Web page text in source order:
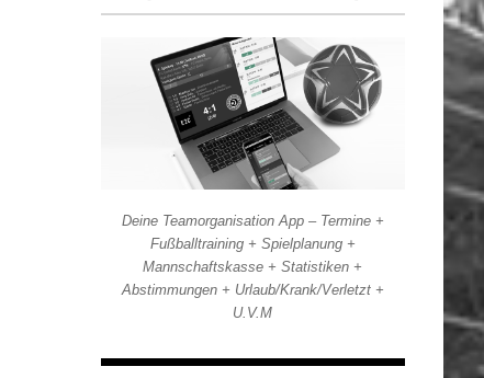
Deine Teamorganisation App – Termine +
Fußballtraining + Spielplanung +
Mannschaftskasse + Statistiken +
Abstimmungen + Urlaub/Krank/Verletzt +
U.V.M